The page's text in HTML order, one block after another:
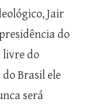
Jair
do
livre do
Brasil ele
será